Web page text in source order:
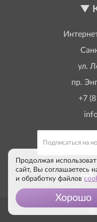
ул.
пр.
+7
©
Продолжая
сайт, Вы соглашаетесь
и обработку файлов
Хорошо